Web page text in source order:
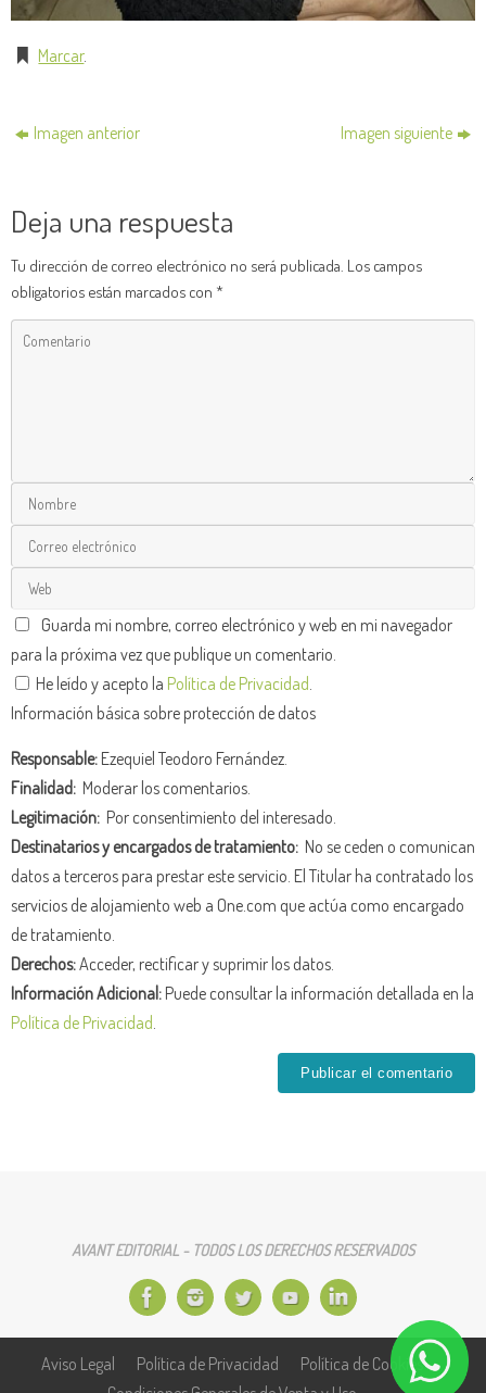
Marcar.
Imagen anterior Imagen siguiente
Deja una respuesta
Tu dirección de correo electrónico no será publicada. Los campos
obligatorios están marcados con *
Guarda mi nombre, correo electrónico y web en mi navegador
para la próxima vez que publique un comentario.
He leído y acepto la Política de Privacidad.
Información básica sobre protección de datos
Responsable:Ezequiel Teodoro Fernández.
Finalidad: Moderar los comentarios.
Legitimación: Por consentimiento del interesado.
Destinatarios y encargados de tratamiento: No se ceden o comunican
datos a terceros para prestar este servicio. El Titular ha contratado los
servicios de alojamiento web a One.com que actúa como encargado
de tratamiento.
Derechos:Acceder, rectificar y suprimir los datos.
Información Adicional:Puede consultar la información detallada en la
Política de Privacidad.
AVANT EDITORIAL - TODOS LOS DERECHOS RESERVADOS
Aviso Legal Política de Privacidad
Política de Cookies